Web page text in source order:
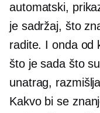
automatski,
je sadržaj, što
radite. I onda od
što je sada što
unatrag,
Kakvo bi se